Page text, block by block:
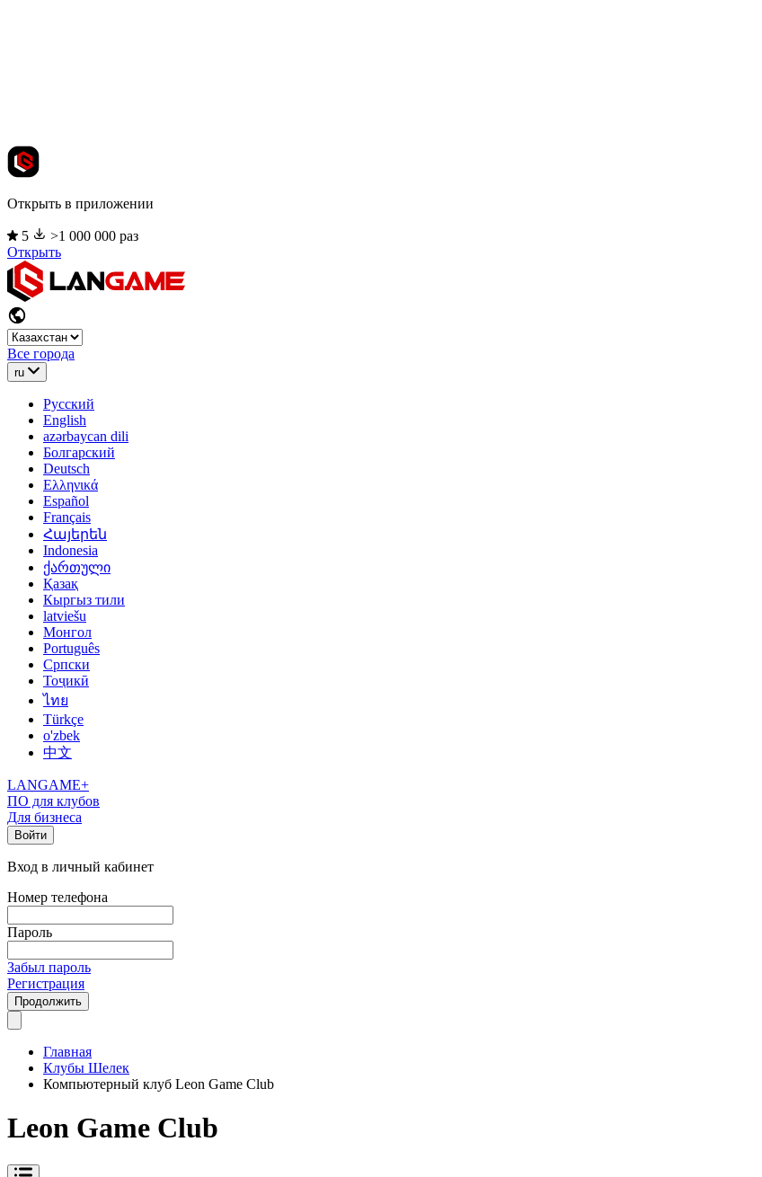
Открыть в приложении
5
>1 000 000 раз
Открыть
Все города
ru
Русский
English
azərbaycan dili
Болгарский
Deutsch
Ελληνικά
Español
Français
Հայերեն
Indonesia
ქართული
Қазақ
Кыргыз тили
latviešu
Монгол
Português
Српски
Тоҷикӣ
ไทย
Türkçe
o'zbek
中文
LANGAME+
ПО для клубов
Для бизнеса
Войти
Вход в личный кабинет
Номер телефона
Пароль
Забыл пароль
Регистрация
Продолжить
Главная
Клубы Шелек
Компьютерный клуб Leon Game Club
Leon Game Club